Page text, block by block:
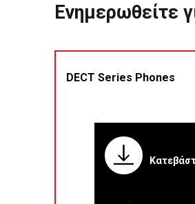
Ενημερωθείτε
DECT Series Phones